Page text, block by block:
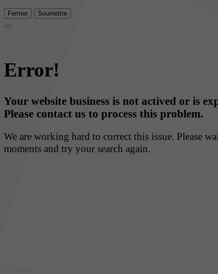
Fermer Soumettre
Error!
Your website business is not actived or is
Please contact us to process this problem.
We are working hard to correct this issue. Please
moments and try your search again.